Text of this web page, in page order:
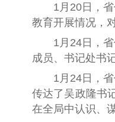
1月20日，
教育开展情况，
1月24日，
成员、书记处书
1月24日，
传达了吴政隆书
在全局中认识、